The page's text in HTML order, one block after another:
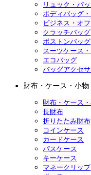
リュック・バ
ボディバッグ
ビジネス・オ
クラッチバッグ
ボストンバッグ
スーツケース
エコバッグ
バッグアクセ
財布・ケース・小物
財布・ケース
長財布
折りたたみ財布
コインケース
カードケース
パスケース
キーケース
マネークリップ